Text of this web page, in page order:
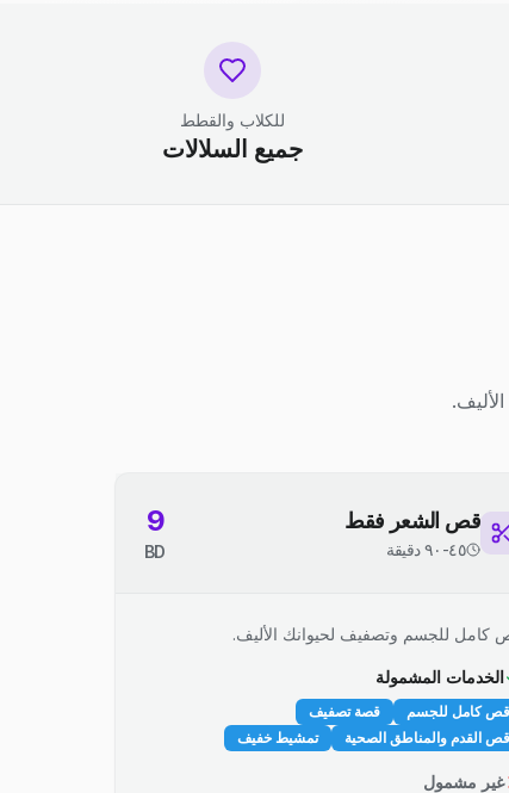
للكلاب والقطط
جميع السلالات
قص الشعر فقط
٤٥-٩٠ دقيقة
9
BD
كامل للجسم وتصفيف لحيوانك الأليف.
الخدمات المشمولة
قص كامل للجسم
قصة تصفيف
قص القدم والمناطق الصحية
تمشيط خفيف
غير مشمول